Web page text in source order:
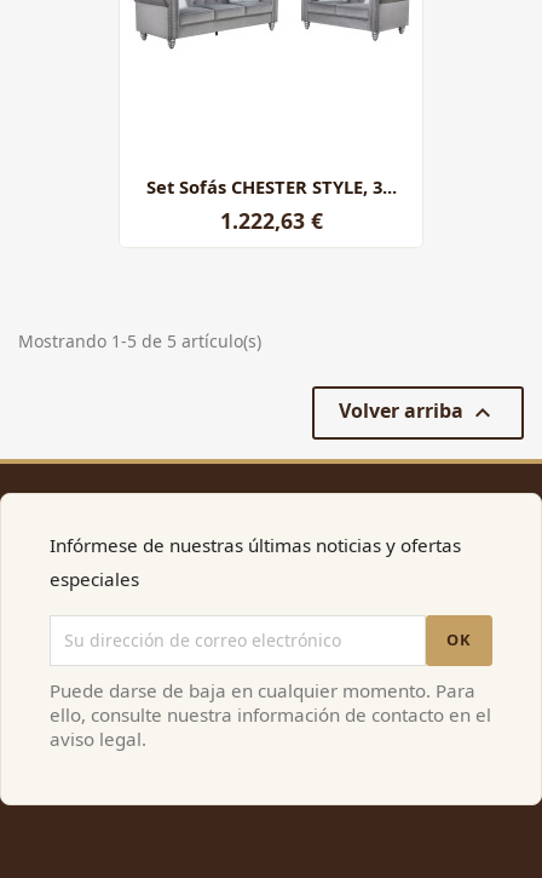
Set Sofás CHESTER STYLE, 3...
1.222,63 €
Mostrando 1-5 de 5 artículo(s)
Volver arriba 
Infórmese de nuestras últimas noticias y ofertas
especiales
Puede darse de baja en cualquier momento. Para
ello, consulte nuestra información de contacto en el
aviso legal.